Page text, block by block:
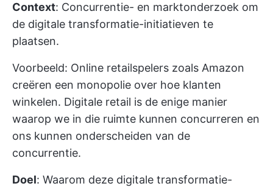
Context: Concurrentie- en marktonderzoek om
de digitale transformatie-initiatieven te
plaatsen.
Voorbeeld: Online retailspelers zoals Amazon
creëren een monopolie over hoe klanten
winkelen. Digitale retail is de enige manier
waarop we in die ruimte kunnen concurreren en
ons kunnen onderscheiden van de
concurrentie.
Doel: Waarom deze digitale transformatie-